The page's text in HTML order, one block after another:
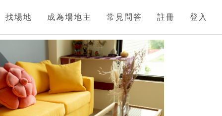
找場地 成為場地主 常見問答 註冊 登入